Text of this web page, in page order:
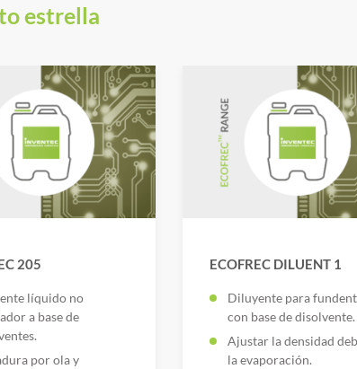
estrella
205
líquido no
a base de
por ola y
ECOFREC DILUENT 1
Diluyente para
con base de disolvente.
Ajustar la densidad
la evaporación.